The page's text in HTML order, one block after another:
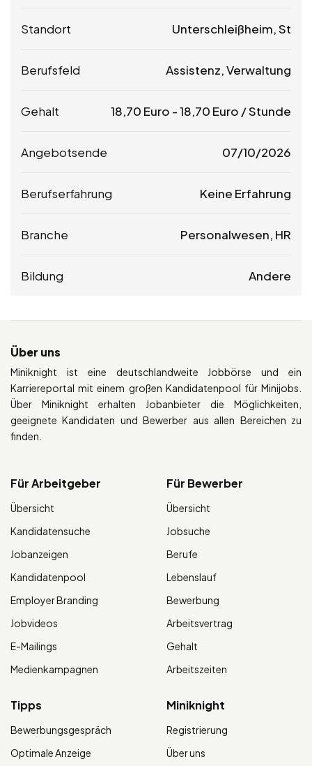
Standort Unterschleißheim, St
Berufsfeld Assistenz, Verwaltung
Gehalt 18,70 Euro -18,70 Euro / Stunde
Angebotsende 07/10/2026
Berufserfahrung Keine Erfahrung
Branche Personalwesen, HR
Bildung Andere
Über uns
Miniknight ist eine deutschlandweite Jobbörse und ein
Karriereportal mit einem großen Kandidatenpool für Minijobs.
Über Miniknight erhalten Jobanbieter die Möglichkeiten,
geeignete Kandidaten und Bewerber aus allen Bereichen zu
finden.
Für Arbeitgeber
Übersicht
Kandidatensuche
Jobanzeigen
Kandidatenpool
Employer Branding
Jobvideos
E-Mailings
Medienkampagnen
Für Bewerber
Übersicht
Jobsuche
Berufe
Lebenslauf
Bewerbung
Arbeitsvertrag
Gehalt
Arbeitszeiten
Tipps
Bewerbungsgespräch
Optimale Anzeige
Miniknight
Registrierung
Über uns